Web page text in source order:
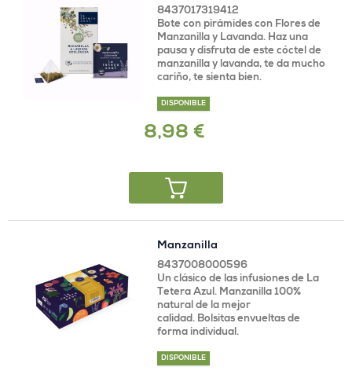
8437017319412
Bote con pirámides con Flores de
Manzanilla y Lavanda. Haz una
pausa y disfruta de este cóctel de
manzanilla y lavanda, te da mucho
cariño, te sienta bien.
DISPONIBLE
8,98 €
Manzanilla
8437008000596
Un clásico de las infusiones de La
Tetera Azul. Manzanilla 100%
natural de la mejor
calidad. Bolsitas envueltas de
forma individual.
DISPONIBLE